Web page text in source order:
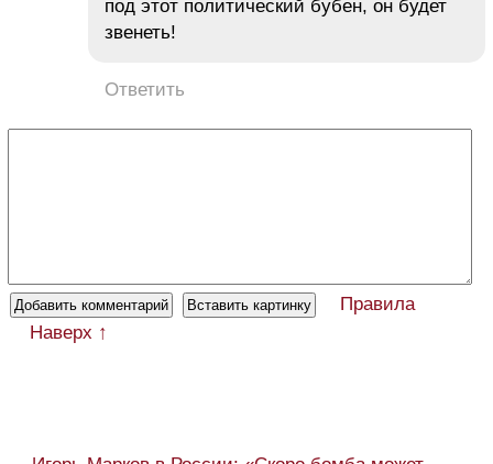
под этот политический бубен, он будет
звенеть!
Ответить
Правила
Наверх ↑